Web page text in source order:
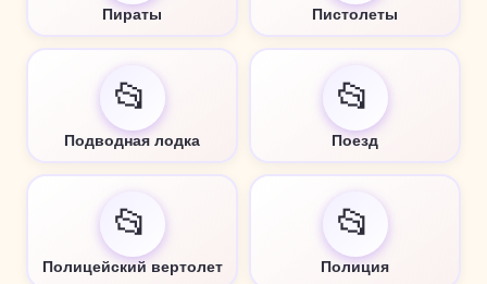
Пираты Пистолеты
📂
Подводная лодка
📂
Поезд
📂
Полицейский вертолет
📂
Полиция